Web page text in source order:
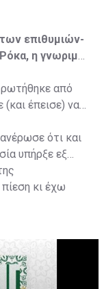
επιθυμιών-
η γνωριμία
από
έπεισε) να
ότι και
υπήρξε εξ
κι έχω